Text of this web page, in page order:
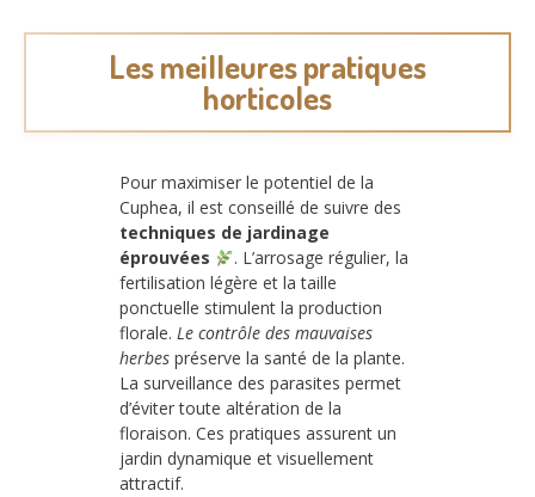
Les meilleures pratiques
horticoles
Pour maximiser le potentiel de la
Cuphea, il est conseillé de suivre des
techniques de jardinage
éprouvées
. L’arrosage régulier, la
fertilisation légère et la taille
ponctuelle stimulent la production
florale. Le contrôle des mauvaises
herbes préserve la santé de la plante.
La surveillance des parasites permet
d’éviter toute altération de la
floraison. Ces pratiques assurent un
jardin dynamique et visuellement
attractif.